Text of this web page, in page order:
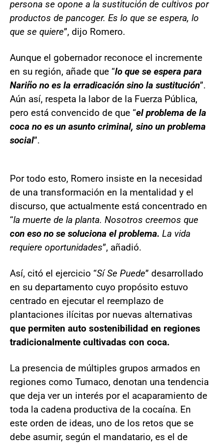
persona se opone a la sustitución de cultivos por
productos de pancoger. Es lo que se espera, lo
que se quiere”, dijo Romero.
Aunque el gobernador reconoce el incremente
en su región, añade que “lo que se espera para
Nariño no es la erradicación sino la sustitución”.
Aún así, respeta la labor de la Fuerza Pública,
pero está convencido de que “el problema de la
coca no es un asunto criminal, sino un problema
social”.
Por todo esto, Romero insiste en la necesidad
de una transformación en la mentalidad y el
discurso, que actualmente está concentrado en
“la muerte de la planta. Nosotros creemos que
con eso no se soluciona el problema. La vida
requiere oportunidades”, añadió.
Así, citó el ejercicio “Sí Se Puede” desarrollado
en su departamento cuyo propósito estuvo
centrado en ejecutar el reemplazo de
plantaciones ilícitas por nuevas alternativas
que permiten auto sostenibilidad en regiones
tradicionalmente cultivadas con coca.
La presencia de múltiples grupos armados en
regiones como Tumaco, denotan una tendencia
que deja ver un interés por el acaparamiento de
toda la cadena productiva de la cocaína. En
este orden de ideas, uno de los retos que se
debe asumir, según el mandatario, es el de